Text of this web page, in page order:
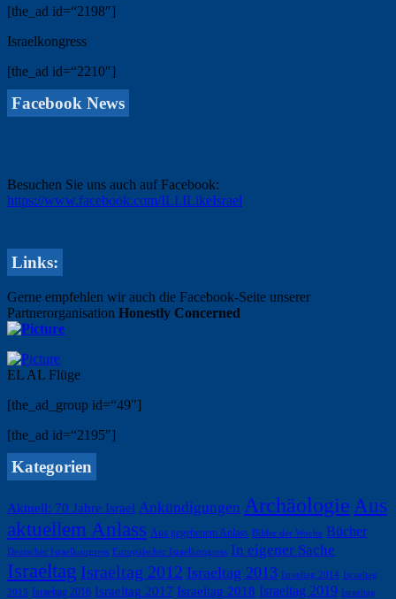
[the_ad id=“2198″]
Israelkongress
[the_ad id=“2210″]
Facebook News
Besuchen Sie uns auch auf Facebook:
https://www.facebook.com/ILI.ILikeIsrael
Links:
Gerne empfehlen wir auch die Facebook-Seite unserer
Partnerorganisation Honestly Concerned
EL AL Flüge
[the_ad_group id=“49″]
[the_ad id=“2195″]
Kategorien
Aktuell: 70 Jahre Israel Ankündigungen Archäologie Aus
aktuellem Anlass Aus gegebenem Anlass Bilder der Woche Bücher
Deutscher Israelkongress Europäischer Israelkongress In eigener Sache
Israeltag Israeltag 2012 Israeltag 2013 Israeltag 2014 Israeltag
2015 Israeltag 2016 Israeltag 2017 Israeltag 2018 Israeltag 2019 Israeltag